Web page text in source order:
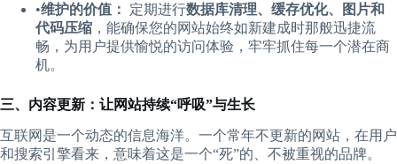
•​​维护的价值：​ ​ 定期进行​​数据库清理、缓存优化、图片和
代码压缩​ ​，能确保您的网站始终如新建成时那般迅捷流
畅，为用户提供愉悦的访问体验，牢牢抓住每一个潜在商
机。
​三、内容更新：让网站持续“呼吸”与生长​
互联网是一个动态的信息海洋。一个常年不更新的网站，在用户
和搜索引擎看来，意味着这是一个“死”的、不被重视的品牌。